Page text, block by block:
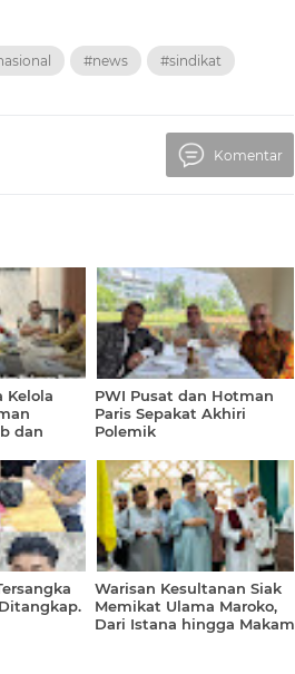
#news #sindikat
Komentar
Kelola
dan
BPKP
PWI Pusat dan Hotman
Paris Sepakat Akhiri
Polemik
Warisan Kesultanan Siak
Memikat Ulama Maroko,
Dari Istana hingga Makam